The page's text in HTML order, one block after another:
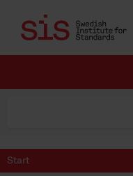
Start